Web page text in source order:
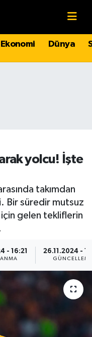
Ekonomi Dünya
yolcu! İşte
takımdan
Bir süredir mutsuz
gelen tekliflerin
- 16:21 26.11.2024 -